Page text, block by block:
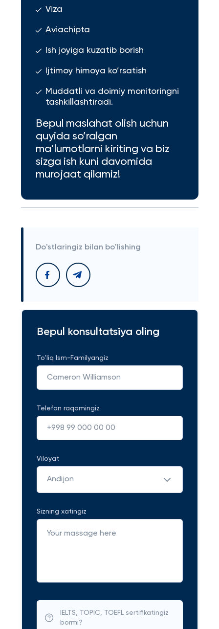
Viza
Aviachipta
Ish joyiga kuzatib borish
Ijtimoy himoya ko’rsatish
Muddatli va doimiy monitoringni
tashkillashtiradi.
Bepul maslahat olish uchun
quyida so’ralgan
ma’lumotlarni kiriting va biz
sizga ish kuni davomida
murojaat qilamiz!
Do'stlaringiz bilan bo'lishing
Bepul konsultatsiya oling
To'liq Ism-Familyangiz
Telefon raqamingiz
Viloyat
Andijon
Sizning xatingiz
IELTS, TOPIC, TOEFL sertifikatingiz
bormi?